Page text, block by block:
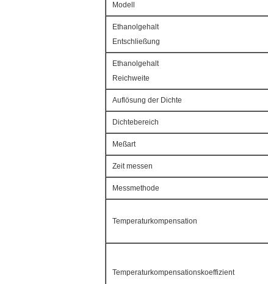
Modell
Ethanolgehalt
Entschließung
Ethanolgehalt
Reichweite
Auflösung der Dichte
Dichtebereich
Meßart
Zeit messen
Messmethode
Temperaturkompensation
Temperaturkompensationskoeffizient